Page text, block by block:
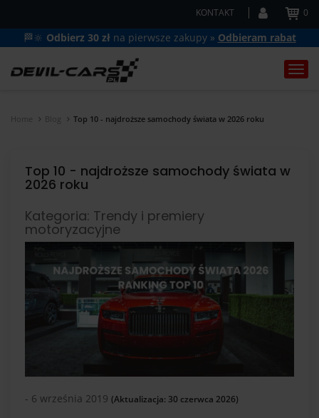
KONTAKT 0
🏁🔆 Odbierz 30 zł na pierwsze zakupy » Odbieram rabat
Home Blog Top 10 - najdroższe samochody świata w 2026 roku
Top 10 - najdroższe samochody świata w
2026 roku
Kategoria: Trendy i premiery
motoryzacyjne
- 6 września 2019 (Aktualizacja: 30 czerwca 2026)